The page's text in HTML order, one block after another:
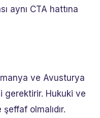
aynı CTA hattına
ve Avusturya
gerektirir. Hukuki ve
olmalıdır.